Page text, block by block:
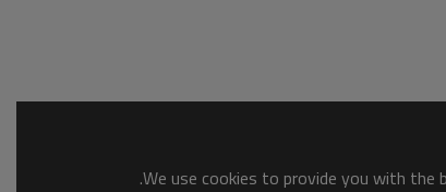
We use cookies to provide you with the